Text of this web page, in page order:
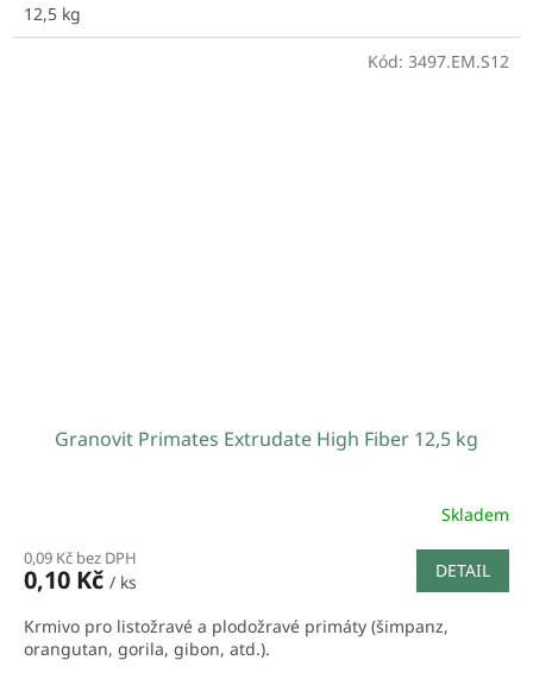
12,5 kg
Granovit Primates Extrudate High Fiber 12,5 kg
Skladem
0,09 Kč bez DPH
0,10 Kč / ks
DETAIL
Krmivo pro listožravé a plodožravé primáty (šimpanz,
orangutan, gorila, gibon, atd.).
Kód: 3497.EM.S12